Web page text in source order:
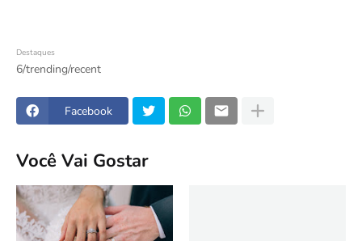
Destaques
6/trending/recent
Facebook
Você Vai Gostar